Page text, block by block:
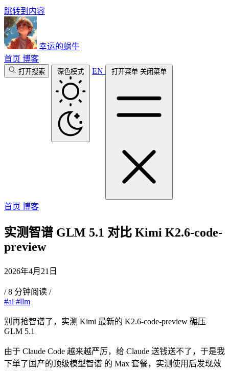
跳转到内容
幸运的蜗牛
首页 博客
打开搜索 深色模式 EN 打开菜单 关闭菜单
首页 博客
实测智谱 GLM 5.1 对比 Kimi K2.6-code-
preview
2026年4月21日
/8 分钟阅读 /
#ai #llm
别再抢智谱了，实测 Kimi 最新的 K2.6-code-preview 碾压
GLM 5.1
由于 Claude Code 越来越严厉，给 Claude 送钱送不了，于是我
下单了国产的顶级模型智谱 的 Max 套餐，实测使用后发现效